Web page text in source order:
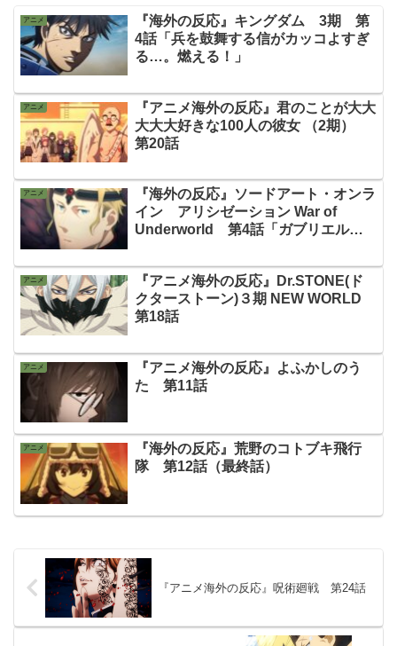
アニメ
『海外の反応』キングダム 3期 第
4話「兵を鼓舞する信がカッコよすぎ
る…。燃える！」
アニメ
『アニメ海外の反応』君のことが大大
大大大好きな100人の彼女 （2期）
第20話
アニメ
『海外の反応』ソードアート・オンラ
イン アリシゼーション War of
Underworld 第4話「ガブリエルが
アニメ
『アニメ海外の反応』Dr.STONE(ド
クターストーン)３期 NEW WORLD
第18話
アニメ
『アニメ海外の反応』よふかしのう
た 第11話
アニメ
『海外の反応』荒野のコトブキ飛行
隊 第12話（最終話）
『アニメ海外の反応』呪術廻戦 第24話